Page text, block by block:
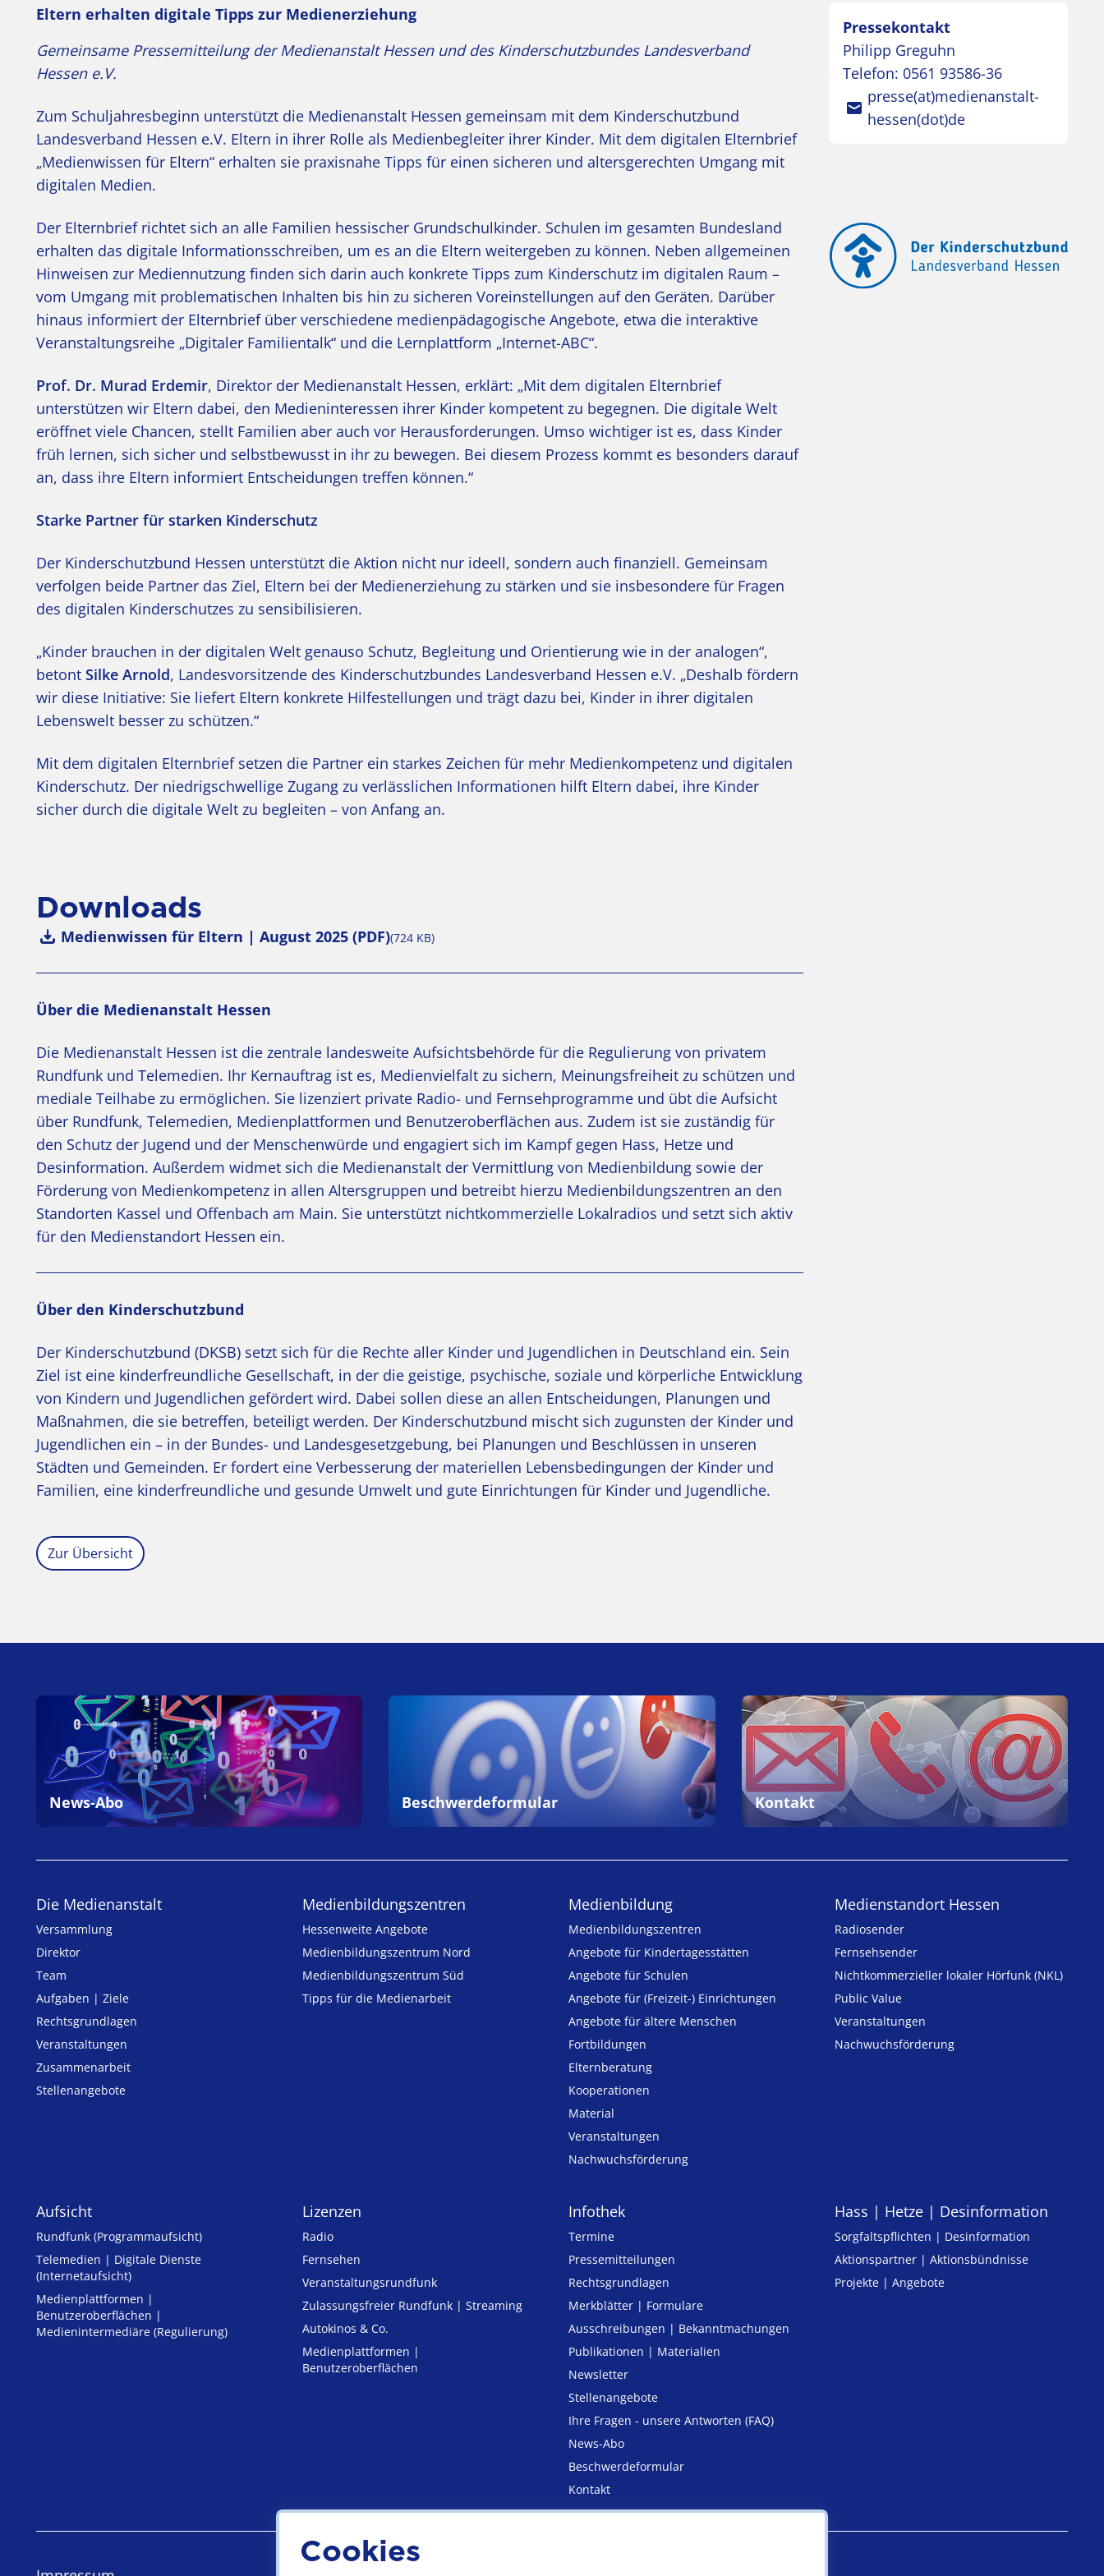
Eltern erhalten digitale Tipps zur Medienerziehung
Gemeinsame Pressemitteilung der Medienanstalt Hessen und des Kinderschutzbundes Landesverband
Hessen e.V.
Zum Schuljahresbeginn unterstützt die Medienanstalt Hessen gemeinsam mit dem Kinderschutzbund
Landesverband Hessen e.V. Eltern in ihrer Rolle als Medienbegleiter ihrer Kinder. Mit dem digitalen Elternbrief
„Medienwissen für Eltern“ erhalten sie praxisnahe Tipps für einen sicheren und altersgerechten Umgang mit
digitalen Medien.
Der Elternbrief richtet sich an alle Familien hessischer Grundschulkinder. Schulen im gesamten Bundesland
erhalten das digitale Informationsschreiben, um es an die Eltern weitergeben zu können. Neben allgemeinen
Hinweisen zur Mediennutzung finden sich darin auch konkrete Tipps zum Kinderschutz im digitalen Raum –
vom Umgang mit problematischen Inhalten bis hin zu sicheren Voreinstellungen auf den Geräten. Darüber
hinaus informiert der Elternbrief über verschiedene medienpädagogische Angebote, etwa die interaktive
Veranstaltungsreihe „Digitaler Familientalk“ und die Lernplattform „Internet-ABC“.
Prof. Dr. Murad Erdemir, Direktor der Medienanstalt Hessen, erklärt: „Mit dem digitalen Elternbrief
unterstützen wir Eltern dabei, den Medieninteressen ihrer Kinder kompetent zu begegnen. Die digitale Welt
eröffnet viele Chancen, stellt Familien aber auch vor Herausforderungen. Umso wichtiger ist es, dass Kinder
früh lernen, sich sicher und selbstbewusst in ihr zu bewegen. Bei diesem Prozess kommt es besonders darauf
an, dass ihre Eltern informiert Entscheidungen treffen können.“
Starke Partner für starken Kinderschutz
Der Kinderschutzbund Hessen unterstützt die Aktion nicht nur ideell, sondern auch finanziell. Gemeinsam
verfolgen beide Partner das Ziel, Eltern bei der Medienerziehung zu stärken und sie insbesondere für Fragen
des digitalen Kinderschutzes zu sensibilisieren.
„Kinder brauchen in der digitalen Welt genauso Schutz, Begleitung und Orientierung wie in der analogen“,
betont Silke Arnold, Landesvorsitzende des Kinderschutzbundes Landesverband Hessen e.V. „Deshalb fördern
wir diese Initiative: Sie liefert Eltern konkrete Hilfestellungen und trägt dazu bei, Kinder in ihrer digitalen
Lebenswelt besser zu schützen.“
Mit dem digitalen Elternbrief setzen die Partner ein starkes Zeichen für mehr Medienkompetenz und digitalen
Kinderschutz. Der niedrigschwellige Zugang zu verlässlichen Informationen hilft Eltern dabei, ihre Kinder
sicher durch die digitale Welt zu begleiten – von Anfang an.
Downloads
Medienwissen für Eltern | August 2025 (PDF)(724 KB)
Über die Medienanstalt Hessen
Die Medienanstalt Hessen ist die zentrale landesweite Aufsichtsbehörde für die Regulierung von privatem
Rundfunk und Telemedien. Ihr Kernauftrag ist es, Medienvielfalt zu sichern, Meinungsfreiheit zu schützen und
mediale Teilhabe zu ermöglichen. Sie lizenziert private Radio- und Fernsehprogramme und übt die Aufsicht
über Rundfunk, Telemedien, Medienplattformen und Benutzeroberflächen aus. Zudem ist sie zuständig für
den Schutz der Jugend und der Menschenwürde und engagiert sich im Kampf gegen Hass, Hetze und
Desinformation. Außerdem widmet sich die Medienanstalt der Vermittlung von Medienbildung sowie der
Förderung von Medienkompetenz in allen Altersgruppen und betreibt hierzu Medienbildungszentren an den
Standorten Kassel und Offenbach am Main. Sie unterstützt nichtkommerzielle Lokalradios und setzt sich aktiv
für den Medienstandort Hessen ein.
Über den Kinderschutzbund
Der Kinderschutzbund (DKSB) setzt sich für die Rechte aller Kinder und Jugendlichen in Deutschland ein. Sein
Ziel ist eine kinderfreundliche Gesellschaft, in der die geistige, psychische, soziale und körperliche Entwicklung
von Kindern und Jugendlichen gefördert wird. Dabei sollen diese an allen Entscheidungen, Planungen und
Maßnahmen, die sie betreffen, beteiligt werden. Der Kinderschutzbund mischt sich zugunsten der Kinder und
Jugendlichen ein – in der Bundes- und Landesgesetzgebung, bei Planungen und Beschlüssen in unseren
Städten und Gemeinden. Er fordert eine Verbesserung der materiellen Lebensbedingungen der Kinder und
Familien, eine kinderfreundliche und gesunde Umwelt und gute Einrichtungen für Kinder und Jugendliche.
Pressekontakt
Philipp Greguhn
Telefon: 0561 93586-36
presse(at)medienanstalt-
hessen(dot)de
Zur Übersicht
News-Abo Beschwerdeformular Kontakt
Die Medienanstalt
Versammlung
Direktor
Team
Aufgaben | Ziele
Rechtsgrundlagen
Veranstaltungen
Zusammenarbeit
Stellenangebote
Medien­bildungs­zentren
Hessenweite Angebote
Medienbildungszentrum Nord
Medienbildungszentrum Süd
Tipps für die Medienarbeit
Medienbildung
Medien­bildungs­zentren
Angebote für Kinder­tages­stätten
Angebote für Schulen
Angebote für (Freizeit-) Ein­rich­tungen
Angebote für ältere Menschen
Fortbildungen
Elternberatung
Kooperationen
Material
Veranstaltungen
Nachwuchsförderung
Medienstandort Hessen
Radiosender
Fernsehsender
Nicht­kommer­zieller lo­ka­ler Hör­funk (NKL)
Public Value
Veranstaltungen
Nachwuchsförderung
Aufsicht
Rundfunk (Programmaufsicht)
Telemedien | Digitale Dienste
(Internetaufsicht)
Medienplattformen |
Benutzeroberflächen |
Medienintermediäre (Regulierung)
Lizenzen
Radio
Fernsehen
Veranstaltungsrundfunk
Zulassungs­freier Rund­funk | Streaming
Autokinos & Co.
Medienplattformen |
Benutzeroberflächen
Infothek
Termine
Pressemitteilungen
Rechtsgrundlagen
Merkblätter | Formulare
Ausschreibungen | Bekanntmachungen
Publikationen | Materialien
Newsletter
Stellenangebote
Ihre Fragen - unsere Antworten (FAQ)
News-Abo
Beschwerdeformular
Kontakt
Hass | Hetze | Desinformation
Sorgfaltspflichten | Desinformation
Aktionspartner | Aktionsbündnisse
Projekte | Angebote
Cookies